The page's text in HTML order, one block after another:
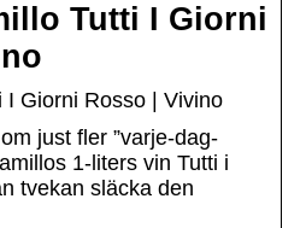
Tutti I Giorni
I Giorni Rosso | Vivino
just fler ”varje-dag-
1-liters vin Tutti i
tvekan släcka den